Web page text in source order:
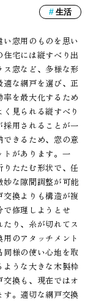
生活
窓用のものを思い
宅には縦すべり出
ス窓など、多様な形
な網戸を選び、正
を最大化するため
見られる縦すべり
用されることが一
きるため、窓の意
トがあります。一
たたむ形状で、任
な隙間調整が可能
換よりも構造が複
修理しようとせ
り、糸が切れてス
のアタッチメント
様の使い心地を取
ような大きな木製枠
換も、現在ではオ
。適切な網戸交換